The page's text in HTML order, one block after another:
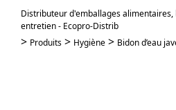
Distributeur d'emballages alimentaires,
entretien - Ecopro-Distrib
> Produits > Hygiène > Bidon d’eau